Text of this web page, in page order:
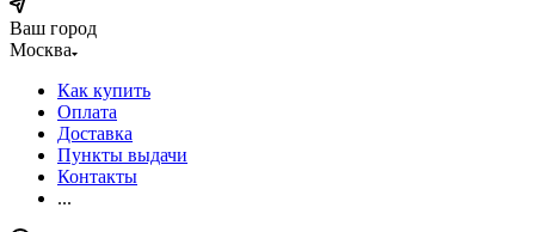
Ваш город
Москва
Как купить
Оплата
Доставка
Пункты выдачи
Контакты
...